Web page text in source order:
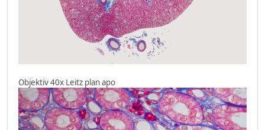
Objektiv 40x Leitz plan apo